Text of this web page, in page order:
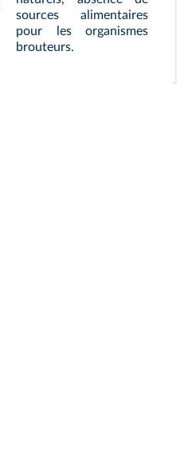
sources alimentaires
pour les organismes
brouteurs.